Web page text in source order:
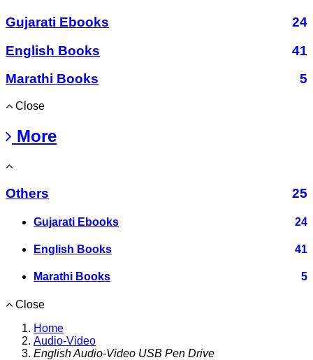
Gujarati Ebooks
24
English Books
41
Marathi Books
5
Close
More
Others 25
Gujarati Ebooks 24
English Books 41
Marathi Books 5
Close
Home
Audio-Video
English Audio-Video USB Pen Drive